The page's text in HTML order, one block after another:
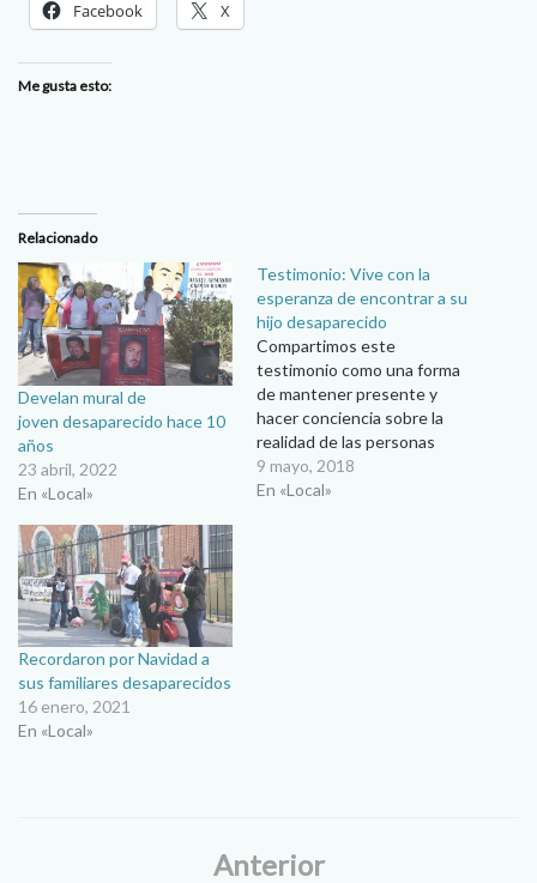
Facebook X
Me gusta esto:
Relacionado
Develan mural de
joven desaparecido hace 10
años
23 abril, 2022
En «Local»
Testimonio: Vive con la
esperanza de encontrar a su
hijo desaparecido
Compartimos este
testimonio como una forma
de mantener presente y
hacer conciencia sobre la
realidad de las personas
desaparecidas, y el drama
que viven sus madres, para
9 mayo, 2018
En «Local»
Recordaron por Navidad a
sus familiares desaparecidos
16 enero, 2021
En «Local»
Anterior